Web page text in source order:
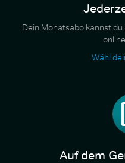
Dein Monatsabo kannst
Wähl
Auf dem